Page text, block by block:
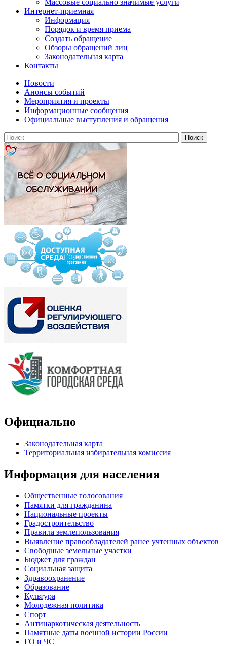
Массовые социально значимые услуги
Интернет-приемная
Информация
Порядок и время приема
Создать обращение
Обзоры обращений лиц
Законодательная карта
Контакты
Новости
Анонсы событий
Мероприятия и проекты
Информационные сообщения
Официальные выступления и обращения
Официально
Законодательная карта
Территориальная избирательная комиссия
Информация для населения
Общественные голосования
Памятки для гражданина
Национальные проекты
Градостроительство
Правила землепользования
Выявление правообладателей ранее учтенных объектов
Свободные земельные участки
Бюджет для граждан
Социальная защита
Здравоохранение
Образование
Культура
Молодежная политика
Спорт
Антинаркотическая деятельность
Памятные даты военной истории России
ГО и ЧС